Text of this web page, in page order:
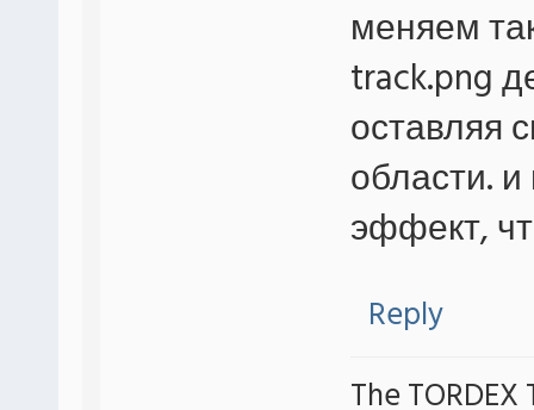
меняем
track.png
оставляя
области.
эффект,
Reply
The TORDEX